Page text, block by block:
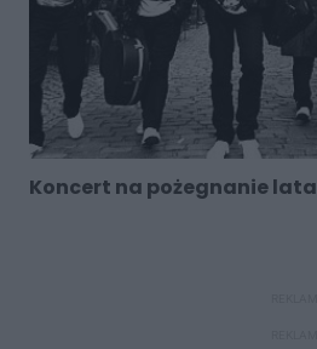
Koncert na pożegnanie lata